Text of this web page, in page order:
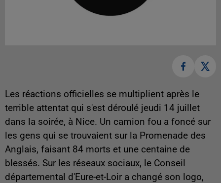
Les réactions officielles se multiplient après le
terrible attentat qui s'est déroulé jeudi 14 juillet
dans la soirée, à Nice. Un camion fou a foncé sur
les gens qui se trouvaient sur la Promenade des
Anglais, faisant 84 morts et une centaine de
blessés. Sur les réseaux sociaux, le Conseil
départemental d'Eure-et-Loir a changé son logo,